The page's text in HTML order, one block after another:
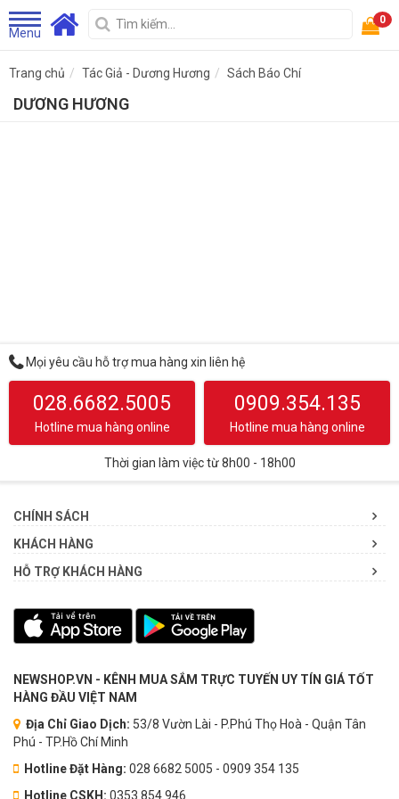
Menu
0
Trang chủ Tác Giả - Dương Hương Sách Báo Chí
DƯƠNG HƯƠNG
Mọi yêu cầu hỗ trợ mua hàng xin liên hệ
028.6682.5005
Hotline mua hàng online
0909.354.135
Hotline mua hàng online
Thời gian làm việc từ 8h00 - 18h00
CHÍNH SÁCH
KHÁCH HÀNG
HỖ TRỢ KHÁCH HÀNG
NEWSHOP.VN - KÊNH MUA SẮM TRỰC TUYẾN UY TÍN GIÁ TỐT
HÀNG ĐẦU VIỆT NAM
Địa Chỉ Giao Dịch: 53/8 Vườn Lài - P.Phú Thọ Hoà - Quận Tân
Phú - TP.Hồ Chí Minh
Hotline Đặt Hàng: 028 6682 5005 - 0909 354 135
Hotline CSKH: 0353.854.946